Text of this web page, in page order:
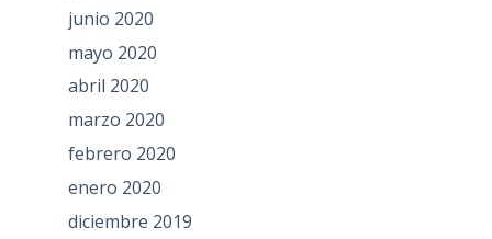
junio 2020
mayo 2020
abril 2020
marzo 2020
febrero 2020
enero 2020
diciembre 2019